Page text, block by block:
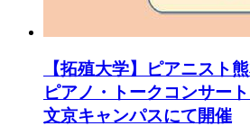
【拓殖大学】ピアニスト
ピアノ・トークコンサー
文京キャンパスにて開催